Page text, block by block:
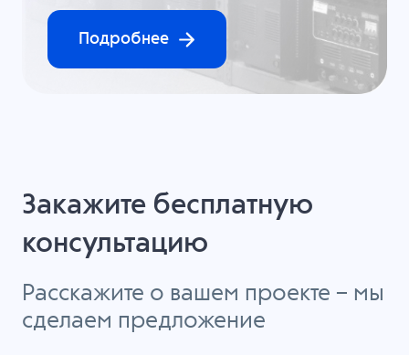
Подробнее
Закажите бесплатную
консультацию
Расскажите о вашем проекте – мы
сделаем предложение